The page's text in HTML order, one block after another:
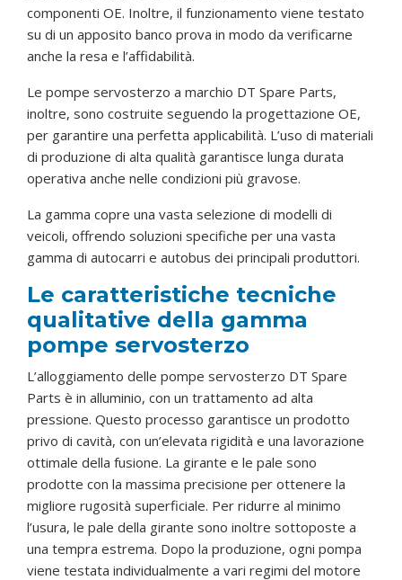
componenti OE. Inoltre, il funzionamento viene testato
su di un apposito banco prova in modo da verificarne
anche la resa e l’affidabilità.
Le pompe servosterzo a marchio DT Spare Parts,
inoltre, sono costruite seguendo la progettazione OE,
per garantire una perfetta applicabilità. L’uso di materiali
di produzione di alta qualità garantisce lunga durata
operativa anche nelle condizioni più gravose.
La gamma copre una vasta selezione di modelli di
veicoli, offrendo soluzioni specifiche per una vasta
gamma di autocarri e autobus dei principali produttori.
Le caratteristiche tecniche
qualitative della gamma
pompe servosterzo
L’alloggiamento delle pompe servosterzo DT Spare
Parts è in alluminio, con un trattamento ad alta
pressione. Questo processo garantisce un prodotto
privo di cavità, con un’elevata rigidità e una lavorazione
ottimale della fusione. La girante e le pale sono
prodotte con la massima precisione per ottenere la
migliore rugosità superficiale. Per ridurre al minimo
l’usura, le pale della girante sono inoltre sottoposte a
una tempra estrema. Dopo la produzione, ogni pompa
viene testata individualmente a vari regimi del motore